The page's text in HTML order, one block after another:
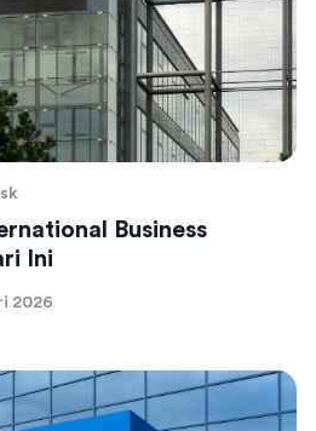
Business
Ini
2026